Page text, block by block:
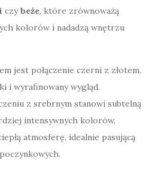
czybeże, które zrównoważą
kolorów i nadadzą wnętrzu
jest połączenie czerni z złotem,
i wyrafinowany wygląd.
z srebrnym stanowi subtelną
intensywnych kolorów.
atmosferę, idealnie pasującą